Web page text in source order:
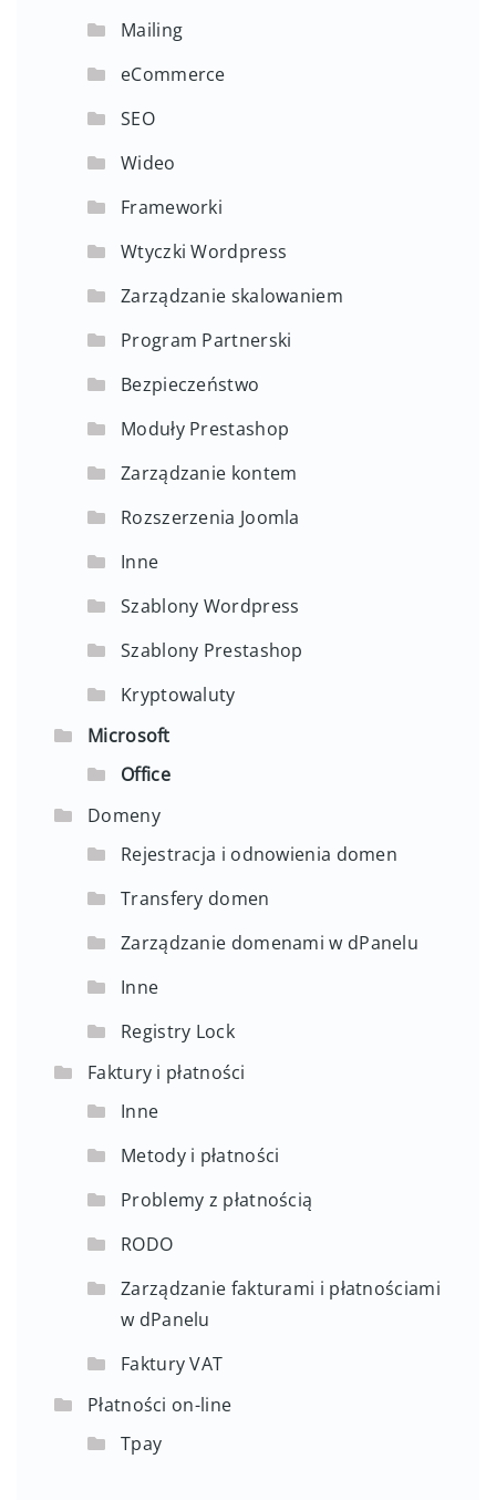
Mailing
eCommerce
SEO
Wideo
Frameworki
Wtyczki Wordpress
Zarządzanie skalowaniem
Program Partnerski
Bezpieczeństwo
Moduły Prestashop
Zarządzanie kontem
Rozszerzenia Joomla
Inne
Szablony Wordpress
Szablony Prestashop
Kryptowaluty
Microsoft
Office
Domeny
Rejestracja i odnowienia domen
Transfery domen
Zarządzanie domenami w dPanelu
Inne
Registry Lock
Faktury i płatności
Inne
Metody i płatności
Problemy z płatnością
RODO
Zarządzanie fakturami i płatnościami
w dPanelu
Faktury VAT
Płatności on-line
Tpay